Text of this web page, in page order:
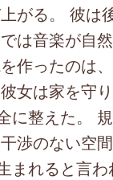
がる。 彼は
は音楽が自
作ったのは
女は家を守り
に整えた。 規
渉のない空
まれると言